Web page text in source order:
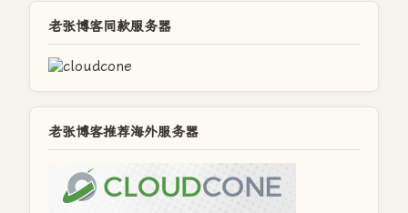
老张博客同款服务器
老张博客推荐海外服务器